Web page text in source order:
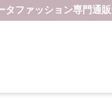
タファッション専門通